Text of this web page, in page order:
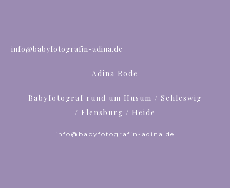
info@babyfotografin-adina.de
Adina Rode
Babyfotograf rund um Husum / Schleswig
/ Flensburg / Heide
info@babyfotografin-adina.de